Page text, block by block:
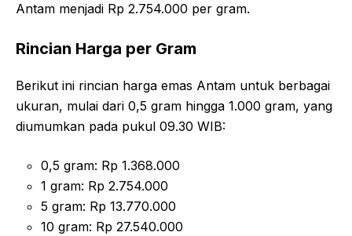
Antam menjadi Rp 2.754.000 per gram.
Rincian Harga per Gram
Berikut ini rincian harga emas Antam untuk berbagai
ukuran, mulai dari 0,5 gram hingga 1.000 gram, yang
diumumkan pada pukul 09.30 WIB:
0,5 gram: Rp 1.368.000
1 gram: Rp 2.754.000
5 gram: Rp 13.770.000
10 gram: Rp 27.540.000